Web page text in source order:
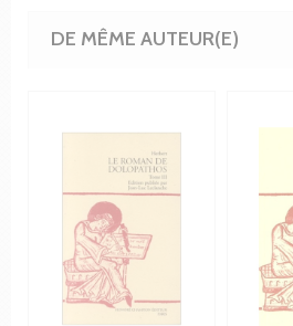
DE MÊME AUTEUR(E)